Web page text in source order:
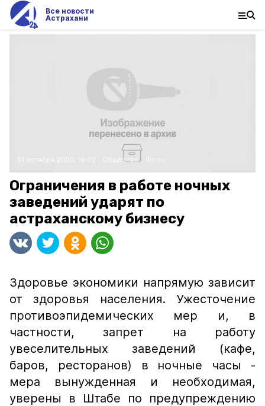
Все новости
Астрахани
Общество
Ограничения в работе ночных
заведений ударят по
астраханскому бизнесу
Здоровье экономики напрямую зависит
от здоровья населения. Ужесточение
противоэпидемических мер и, в
частности, запрет на работу
увеселительных заведений (кафе,
баров, ресторанов) в ночные часы -
мера вынужденная и необходимая,
уверены в Штабе по предупреждению